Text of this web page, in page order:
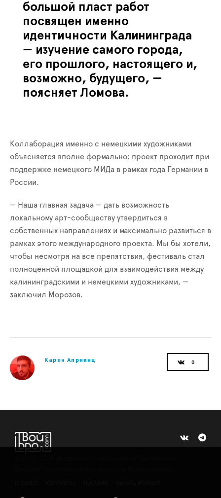
большой пласт работ
посвящен именно
идентичности Калининграда
— изучение самого города,
его прошлого, настоящего и,
возможно, будущего, —
поясняет Ломова.
Коллаборация именно с немецкими художниками
объясняется вполне формально: проект проходит при
поддержке немецкого МИДа в рамках года Германии в
России.
— Наша главная задача — дать возможность
локальному арт-сообществу утвердиться в
собственных направлениях и максимально развиться в
рамках этого международного проекта. Мы бы хотели,
чтобы несмотря на все препятствия, фестиваль стал
полноценной площадкой для взаимодействия между
калининградскими и немецкими художниками, —
заключил Морозов.
Карен Априянц